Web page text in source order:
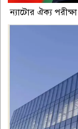
ন্যাটোর ঐক্য